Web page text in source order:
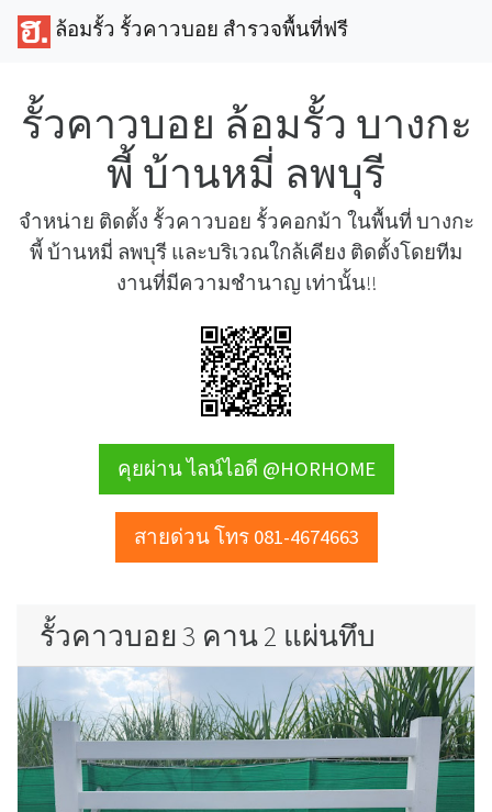
ล้อมรั้ว รั้วคาวบอย สำรวจพื้นที่ฟรี
รั้วคาวบอย ล้อมรั้ว บางกะ
พี้ บ้านหมี่ ลพบุรี
จำหน่าย ติดตั้ง รั้วคาวบอย รั้วคอกม้า ในพื้นที่ บางกะ
พี้ บ้านหมี่ ลพบุรี และบริเวณใกล้เคียง ติดตั้งโดยทีม
งานที่มีความชำนาญ เท่านั้น!!
คุยผ่าน ไลน์ไอดี @HORHOME
สายด่วน โทร 081-4674663
รั้วคาวบอย 3 คาน 2 แผ่นทึบ